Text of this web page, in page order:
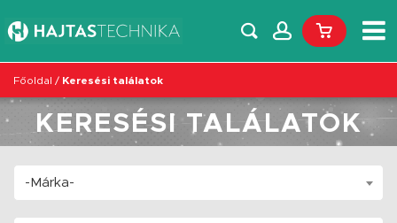
Főoldal / Keresési találatok
KERESÉSI TALÁLATOK
-Márka-